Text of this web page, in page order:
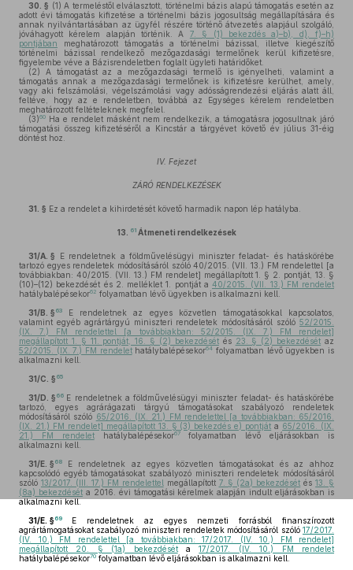
30. § (1) A termeléstől elválasztott, történelmi bázis alapú támogatás esetén az
adott évi támogatás kifizetése a történelmi bázis jogosultság megállapítására és
annak nyilvántartásában az ügyfél részére történő átvezetés alapjául szolgáló,
jóváhagyott kérelem alapján történik. A 7. § (1) bekezdés a)–b), d), f)–h)
pontjában meghatározott támogatás a történelmi bázissal, illetve kiegészítő
történelmi bázissal rendelkező mezőgazdasági termelőnek kerül kifizetésre,
figyelembe véve a Bázisrendeletben foglalt ügyleti határidőket.
(2) A támogatást az a mezőgazdasági termelő is igényelheti, valamint a
támogatás annak a mezőgazdasági termelőnek is kifizetésre kerülhet, amely,
vagy aki felszámolási, végelszámolási vagy adósságrendezési eljárás alatt áll,
feltéve, hogy az e rendeletben, továbbá az Egységes kérelem rendeletben
meghatározott feltételeknek megfelel.
(3)60 Ha e rendelet másként nem rendelkezik, a támogatásra jogosultnak járó
támogatási összeg kifizetéséről a Kincstár a tárgyévet követő év július 31-éig
döntést hoz.
IV. Fejezet
ZÁRÓ RENDELKEZÉSEK
31. § Ez a rendelet a kihirdetését követő harmadik napon lép hatályba.
13. 61Átmeneti rendelkezések
31/A. § E rendeletnek a földművelésügyi miniszter feladat- és hatáskörébe
tartozó egyes rendeletek módosításáról szóló 40/2015. (VII. 13.) FM rendelettel [a
továbbiakban: 40/2015. (VII. 13.) FM rendelet] megállapított 1. § 2. pontját, 13. §
(10)–(12) bekezdését és 2. melléklet 1. pontját a 40/2015. (VII. 13.) FM rendelet
hatálybalépésekor62 folyamatban lévő ügyekben is alkalmazni kell.
31/B. § 63
E rendeletnek az egyes közvetlen támogatásokkal kapcsolatos,
valamint egyéb agrártárgyú miniszteri rendeletek módosításáról szóló 52/2015.
(IX. 7.) FM rendelettel [a továbbiakban: 52/2015. (IX. 7.) FM rendelet]
megállapított 1. § 11. pontját, 16. § (2) bekezdésétés 23. § (2) bekezdését az
52/2015. (IX. 7.) FM rendelethatálybalépésekor64 folyamatban lévő ügyekben is
alkalmazni kell.
31/C. § 65
31/D. § 66 E rendeletnek a földművelésügyi miniszter feladat- és hatáskörébe
tartozó, egyes agrárágazati tárgyú támogatásokat szabályozó rendeletek
módosításáról szóló 65/2016. (IX. 21.) FM rendelettel [a továbbiakban: 65/2016.
(IX. 21.) FM rendelet] megállapított 13. § (3) bekezdés e) pontját a 65/2016. (IX.
21.) FM rendelethatálybalépésekor67folyamatban lévő eljárásokban is
alkalmazni kell.
31/E. § 68
E rendeletnek az egyes közvetlen támogatásokat és az ahhoz
kapcsolódó egyéb támogatásokat szabályozó miniszteri rendeletek módosításáról
szóló 13/2017. (III. 17.) FM rendelettel megállapított 7. § (2a) bekezdését és13. §
(8a) bekezdéséta 2016. évi támogatási kérelmek alapján indult eljárásokban is
alkalmazni kell.
31/E. §69
E rendeletnek az egyes nemzeti forrásból finanszírozott
agrártámogatásokat szabályozó miniszteri rendeletek módosításáról szóló 17/2017.
(IV. 10.) FM rendelettel [a továbbiakban: 17/2017. (IV. 10.) FM rendelet]
megállapított 20. § (1a) bekezdéséta17/2017. (IV. 10.) FM rendelet
hatálybalépésekor70 folyamatban lévő eljárásokban is alkalmazni kell.